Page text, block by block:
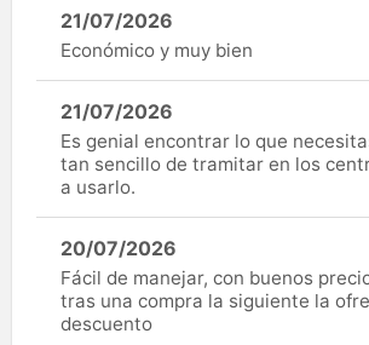
21/07/2026
Económico y muy bien
21/07/2026
Es genial encontrar lo que
tan sencillo de tramitar en los
a usarlo.
20/07/2026
Fácil de manejar, con buenos
tras una compra la siguiente la
descuento